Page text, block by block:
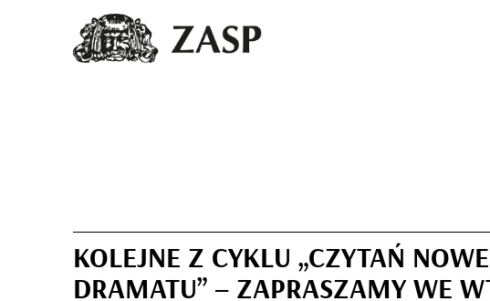
KOLEJNE Z CYKLU „CZYTAŃ
DRAMATU” – ZAPRASZAMY WE